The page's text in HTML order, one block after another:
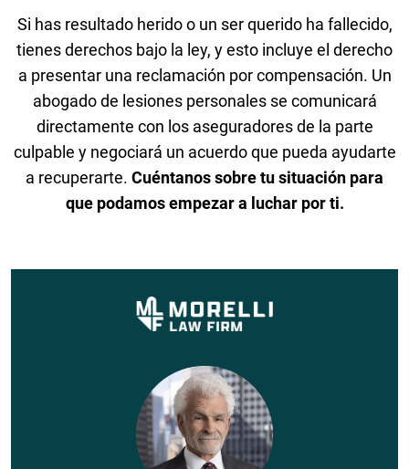
Si has resultado herido o un ser querido ha fallecido,
tienes derechos bajo la ley, y esto incluye el derecho
a presentar una reclamación por compensación. Un
abogado de lesiones personales se comunicará
directamente con los aseguradores de la parte
culpable y negociará un acuerdo que pueda ayudarte
a recuperarte. Cuéntanos sobre tu situación para
que podamos empezar a luchar por ti.